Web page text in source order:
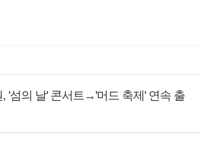
, '섬의 날' 콘서트→'머드 축제' 연속 출